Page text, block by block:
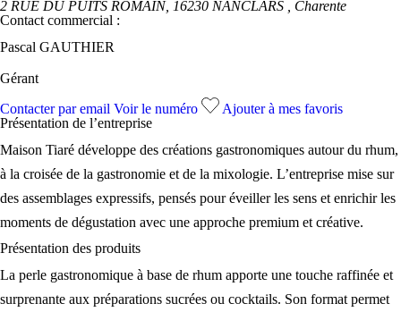
2 RUE DU PUITS ROMAIN, 16230 NANCLARS
, Charente
Contact commercial :
Pascal GAUTHIER
Gérant
Contacter par email Voir le numéro
Ajouter à mes favoris
Présentation de l’entreprise
Maison Tiaré développe des créations gastronomiques autour du rhum,
à la croisée de la gastronomie et de la mixologie. L’entreprise mise sur
des assemblages expressifs, pensés pour éveiller les sens et enrichir les
moments de dégustation avec une approche premium et créative.
Présentation des produits
La perle gastronomique à base de rhum apporte une touche raffinée et
surprenante aux préparations sucrées ou cocktails. Son format permet